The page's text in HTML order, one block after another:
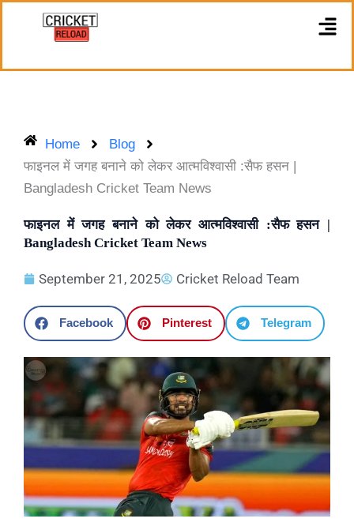
Home
Blog
फाइनल में जगह बनाने को लेकर आत्मविश्वासी :सैफ हसन |
Bangladesh Cricket Team News
फाइनल में जगह बनाने को लेकर आत्मविश्वासी :सैफ हसन |
Bangladesh Cricket Team News
September 21, 2025 Cricket Reload Team
Facebook Pinterest Telegram